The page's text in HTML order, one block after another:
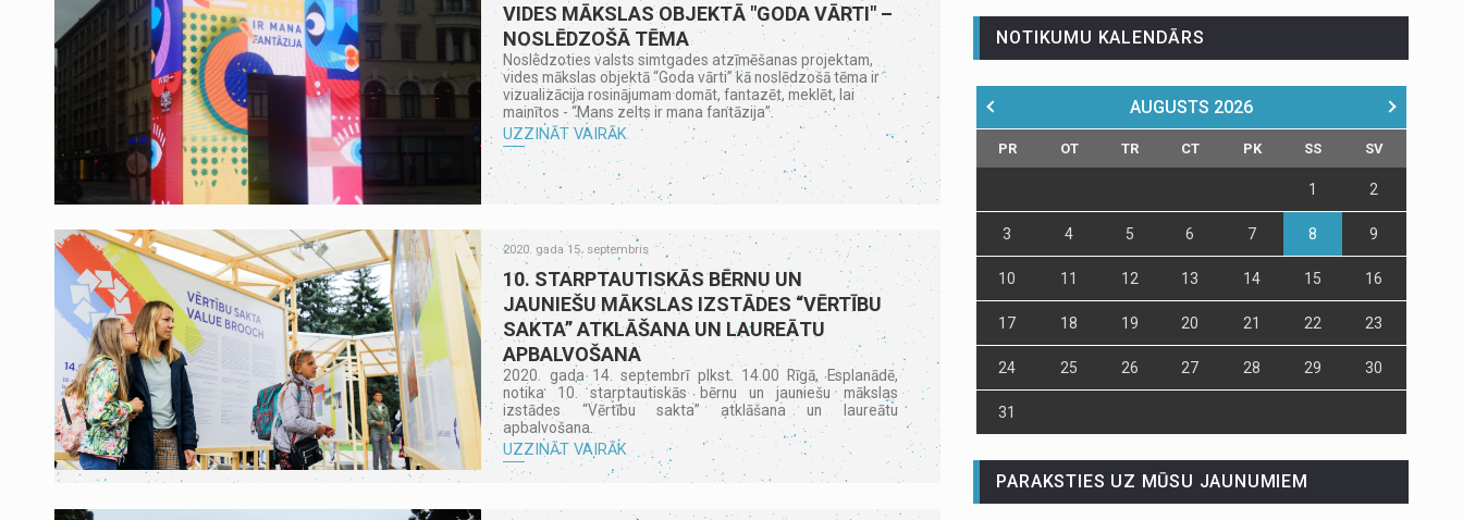
VIDES MĀKSLAS OBJEKTĀ "GODA VĀRTI" –
NOSLĒDZOŠĀ TĒMA
Noslēdzoties valsts simtgades atzīmēšanas projektam,
vides mākslas objektā “Goda vārti” kā noslēdzošā tēma ir
vizualizācija rosinājumam domāt, fantazēt, meklēt, lai
mainītos - “Mans zelts ir mana fantāzija”.
UZZINĀT VAIRĀK
2020. gada 15. septembris
10. STARPTAUTISKĀS BĒRNU UN
JAUNIEŠU MĀKSLAS IZSTĀDES “VĒRTĪBU
SAKTA” ATKLĀŠANA UN LAUREĀTU
APBALVOŠANA
2020. gada 14. septembrī plkst. 14.00 Rīgā, Esplanādē,
notika 10. starptautiskās bērnu un jauniešu mākslas
izstādes “Vērtību sakta” atklāšana un laureātu
apbalvošana.
UZZINĀT VAIRĀK
NOTIKUMU KALENDĀRS
AUGUSTS 2026
PR OT TR CT PK SS SV
1 2
3 4 5 6 7 8 9
10 11 12 13 14 15 16
17 18 19 20 21 22 23
24 25 26 27 28 29 30
31
PARAKSTIES UZ MŪSU JAUNUMIEM